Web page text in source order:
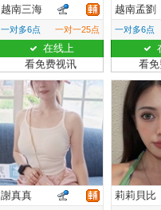
越南三海
一对多6点 一对一25点
在线上
看免费视讯
越南孟劉
一对多6点
看
謝真真 莉莉貝比